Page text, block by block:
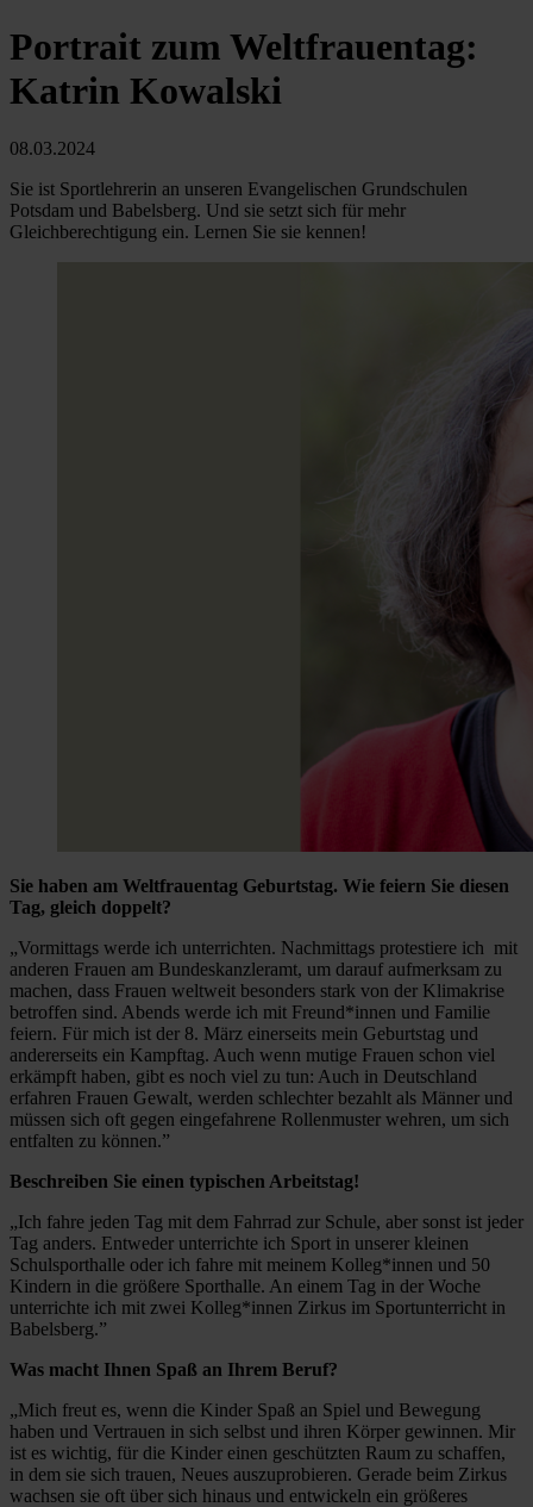
Portrait zum Weltfrauentag:
Katrin Kowalski
08.03.2024
Sie ist Sportlehrerin an unseren Evangelischen Grundschulen
Potsdam und Babelsberg. Und sie setzt sich für mehr
Gleichberechtigung ein. Lernen Sie sie kennen!
Sie haben am Weltfrauentag Geburtstag. Wie feiern Sie diesen
Tag, gleich doppelt?
„Vormittags werde ich unterrichten. Nachmittags protestiere ich mit
anderen Frauen am Bundeskanzleramt, um darauf aufmerksam zu
machen, dass Frauen weltweit besonders stark von der Klimakrise
betroffen sind. Abends werde ich mit Freund*innen und Familie
feiern. Für mich ist der 8. März einerseits mein Geburtstag und
andererseits ein Kampftag. Auch wenn mutige Frauen schon viel
erkämpft haben, gibt es noch viel zu tun: Auch in Deutschland
erfahren Frauen Gewalt, werden schlechter bezahlt als Männer und
müssen sich oft gegen eingefahrene Rollenmuster wehren, um sich
entfalten zu können.”
Beschreiben Sie einen typischen Arbeitstag!
„Ich fahre jeden Tag mit dem Fahrrad zur Schule, aber sonst ist jeder
Tag anders. Entweder unterrichte ich Sport in unserer kleinen
Schulsporthalle oder ich fahre mit meinem Kolleg*innen und 50
Kindern in die größere Sporthalle. An einem Tag in der Woche
unterrichte ich mit zwei Kolleg*innen Zirkus im Sportunterricht in
Babelsberg.”
Was macht Ihnen Spaß an Ihrem Beruf?
„Mich freut es, wenn die Kinder Spaß an Spiel und Bewegung
haben und Vertrauen in sich selbst und ihren Körper gewinnen. Mir
ist es wichtig, für die Kinder einen geschützten Raum zu schaffen,
in dem sie sich trauen, Neues auszuprobieren. Gerade beim Zirkus
wachsen sie oft über sich hinaus und entwickeln ein größeres